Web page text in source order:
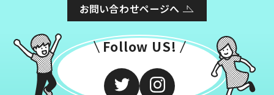
お問い合わせページへ
Follow US!